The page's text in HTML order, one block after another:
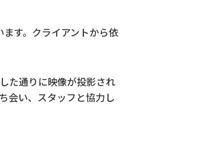
す。クライアントから依
た通りに映像が投影され
会い、スタッフと協力し